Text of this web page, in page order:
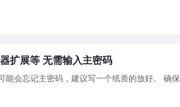
bitwarden(vaultwarden) 进阶 使用手机APP登录电脑浏览器扩展等 无需输入主密码
会忘记主密码，建议写一个纸质的放好。 确保